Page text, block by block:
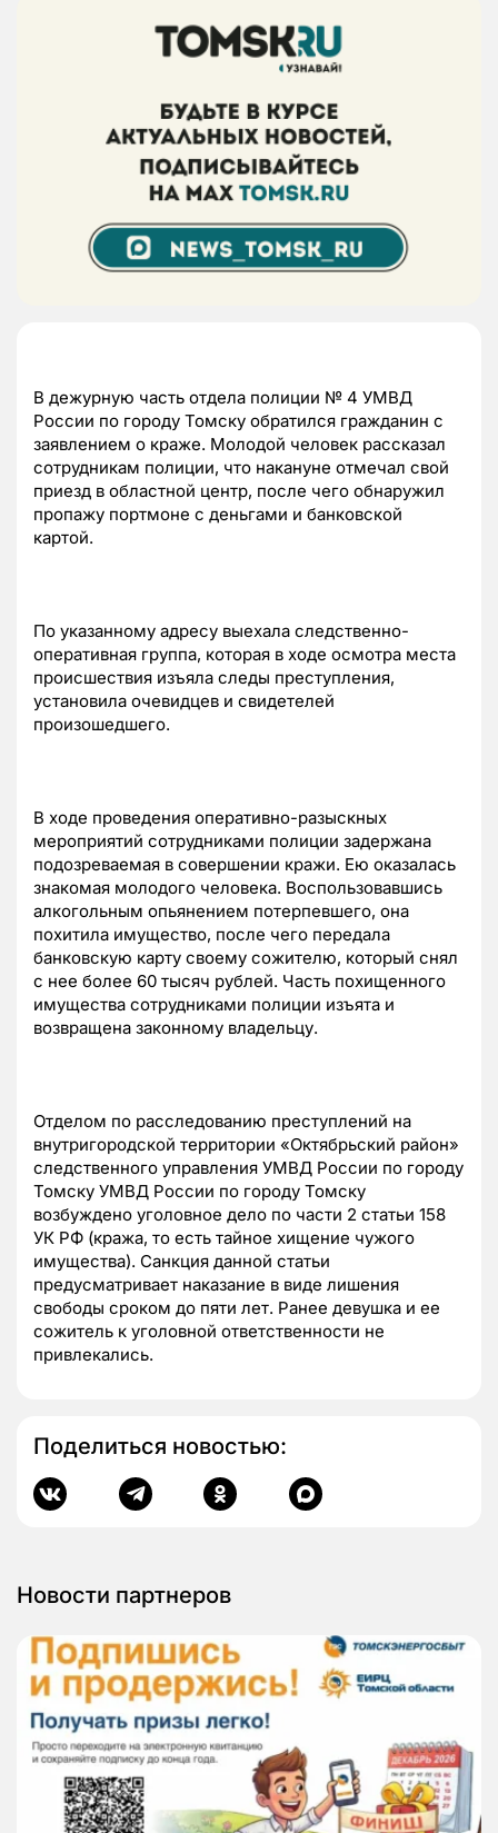
В дежурную часть отдела полиции № 4 УМВД
России по городу Томску обратился гражданин с
заявлением о краже. Молодой человек рассказал
сотрудникам полиции, что накануне отмечал свой
приезд в областной центр, после чего обнаружил
пропажу портмоне с деньгами и банковской
картой.
По указанному адресу выехала следственно-
оперативная группа, которая в ходе осмотра места
происшествия изъяла следы преступления,
установила очевидцев и свидетелей
произошедшего.
В ходе проведения оперативно-разыскных
мероприятий сотрудниками полиции задержана
подозреваемая в совершении кражи. Ею оказалась
знакомая молодого человека. Воспользовавшись
алкогольным опьянением потерпевшего, она
похитила имущество, после чего передала
банковскую карту своему сожителю, который снял
с нее более 60 тысяч рублей. Часть похищенного
имущества сотрудниками полиции изъята и
возвращена законному владельцу.
Отделом по расследованию преступлений на
внутригородской территории «Октябрьский район»
следственного управления УМВД России по городу
Томску УМВД России по городу Томску
возбуждено уголовное дело по части 2 статьи 158
УК РФ (кража, то есть тайное хищение чужого
имущества). Санкция данной статьи
предусматривает наказание в виде лишения
свободы сроком до пяти лет. Ранее девушка и ее
сожитель к уголовной ответственности не
привлекались.
Поделиться новостью:
Новости партнеров